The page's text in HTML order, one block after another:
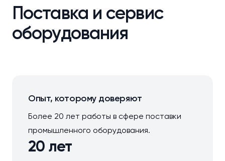
Поставка и сервис
оборудования
20 лет
Опыт, которому доверяют
Более 20 лет работы в сфере поставки
промышленного оборудования.